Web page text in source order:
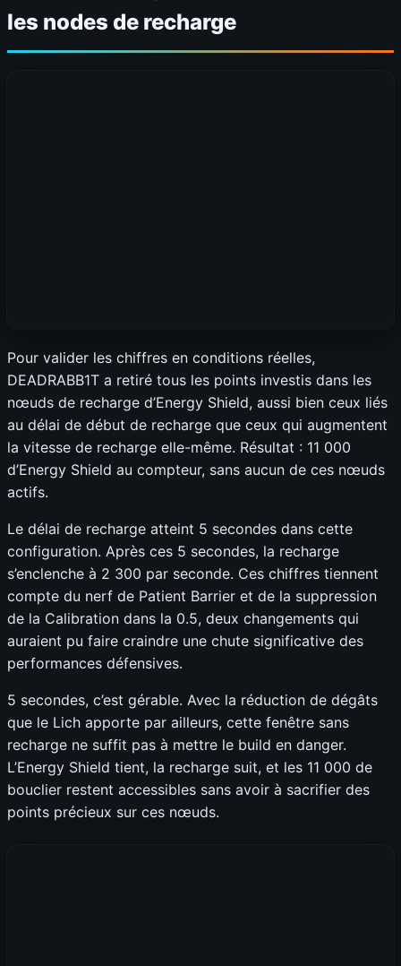
les nodes de recharge
Pour valider les chiffres en conditions réelles,
DEADRABB1T a retiré tous les points investis dans les
nœuds de recharge d’Energy Shield, aussi bien ceux liés
au délai de début de recharge que ceux qui augmentent
la vitesse de recharge elle-même. Résultat : 11 000
d’Energy Shield au compteur, sans aucun de ces nœuds
actifs.
Le délai de recharge atteint 5 secondes dans cette
configuration. Après ces 5 secondes, la recharge
s’enclenche à 2 300 par seconde. Ces chiffres tiennent
compte du nerf de Patient Barrier et de la suppression
de la Calibration dans la 0.5, deux changements qui
auraient pu faire craindre une chute significative des
performances défensives.
5 secondes, c’est gérable. Avec la réduction de dégâts
que le Lich apporte par ailleurs, cette fenêtre sans
recharge ne suffit pas à mettre le build en danger.
L’Energy Shield tient, la recharge suit, et les 11 000 de
bouclier restent accessibles sans avoir à sacrifier des
points précieux sur ces nœuds.